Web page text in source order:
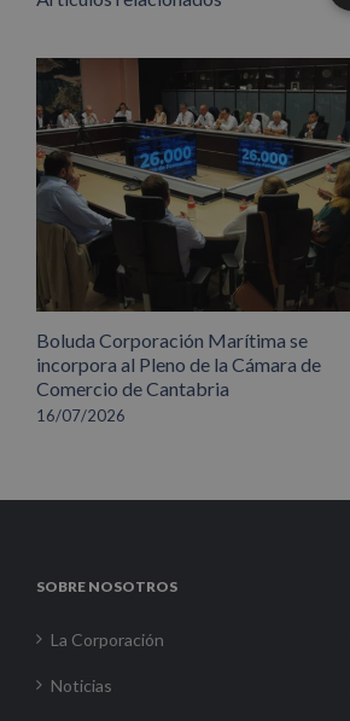
Boluda Corporación Marítima se
incorpora al Pleno de la Cámara de
Comercio de Cantabria
16/07/2026
SOBRE NOSOTROS
La Corporación
Noticias